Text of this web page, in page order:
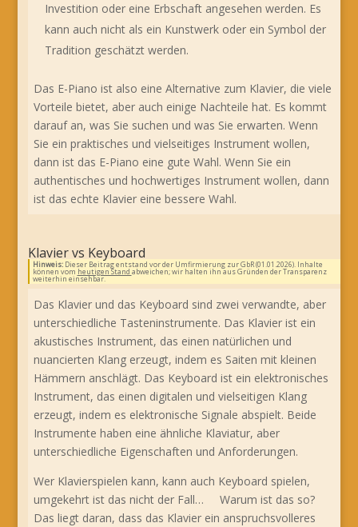
Investition oder eine Erbschaft angesehen werden. Es
kann auch nicht als ein Kunstwerk oder ein Symbol der
Tradition geschätzt werden.
Das E-Piano ist also eine Alternative zum Klavier, die viele
Vorteile bietet, aber auch einige Nachteile hat. Es kommt
darauf an, was Sie suchen und was Sie erwarten. Wenn
Sie ein praktisches und vielseitiges Instrument wollen,
dann ist das E-Piano eine gute Wahl. Wenn Sie ein
authentisches und hochwertiges Instrument wollen, dann
ist das echte Klavier eine bessere Wahl.
Klavier vs Keyboard
Hinweis:Dieser Beitrag entstand vor der Umfirmierung zur GbR (01.01.2026). Inhalte
können vom heutigen Stand abweichen; wir halten ihn aus Gründen der Transparenz
weiterhin einsehbar.
Das Klavier und das Keyboard sind zwei verwandte, aber
unterschiedliche Tasteninstrumente. Das Klavier ist ein
akustisches Instrument, das einen natürlichen und
nuancierten Klang erzeugt, indem es Saiten mit kleinen
Hämmern anschlägt. Das Keyboard ist ein elektronisches
Instrument, das einen digitalen und vielseitigen Klang
erzeugt, indem es elektronische Signale abspielt. Beide
Instrumente haben eine ähnliche Klaviatur, aber
unterschiedliche Eigenschaften und Anforderungen.
Wer Klavierspielen kann, kann auch Keyboard spielen,
umgekehrt ist das nicht der Fall… Warum ist das so?
Das liegt daran, dass das Klavier ein anspruchsvolleres